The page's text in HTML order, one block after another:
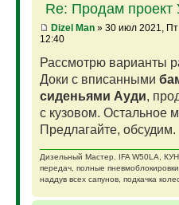
Re: Продам
Dizel Man» 30 июл 2021, Пт
12:40
Рассмотрю варианты
Доки с вписанными
сиденьями Ауди,
с кузовом. Остальное
Предлагайте, обсудим.
Дизельный Мастер. IFA W50LA,
передач, полные
наддув всех сапунов, подкачка